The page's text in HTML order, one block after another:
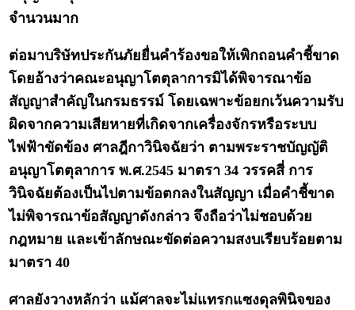
จำนวนมาก
ต่อมาบริษัทประกันภัยยื่นคำร้องขอให้เพิกถอนคำชี้ขาด
โดยอ้างว่าคณะอนุญาโตตุลาการมิได้พิจารณาข้อ
สัญญาสำคัญในกรมธรรม์ โดยเฉพาะข้อยกเว้นความรับ
ผิดจากความเสียหายที่เกิดจากเครื่องจักรหรือระบบ
ไฟฟ้าขัดข้อง ศาลฎีกาวินิจฉัยว่า ตามพระราชบัญญัติ
อนุญาโตตุลาการ พ.ศ.2545 มาตรา 34 วรรคสี่ การ
วินิจฉัยต้องเป็นไปตามข้อตกลงในสัญญา เมื่อคำชี้ขาด
ไม่พิจารณาข้อสัญญาดังกล่าว จึงถือว่าไม่ชอบด้วย
กฎหมาย และเข้าลักษณะขัดต่อความสงบเรียบร้อยตาม
มาตรา 40
ศาลยังวางหลักว่า แม้ศาลจะไม่แทรกแซงดุลพินิจของ